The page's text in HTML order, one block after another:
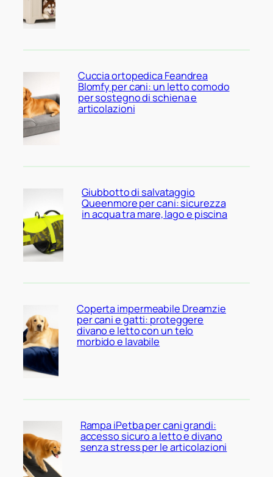
Cuccia ortopedica Feandrea
Blomfy per cani: un letto comodo
per sostegno di schiena e
articolazioni
Giubbotto di salvataggio
Queenmore per cani: sicurezza
in acqua tra mare, lago e piscina
Coperta impermeabile Dreamzie
per cani e gatti: proteggere
divano e letto con un telo
morbido e lavabile
Rampa iPetba per cani grandi:
accesso sicuro a letto e divano
senza stress per le articolazioni